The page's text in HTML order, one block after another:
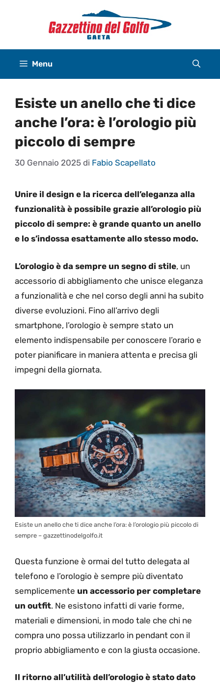
Menu
Esiste un anello che ti dice
anche l’ora: è l’orologio più
piccolo di sempre
30 Gennaio 2025 di Fabio Scapellato
Unire il design e la ricerca dell’eleganza alla
funzionalità è possibile grazie all’orologio più
piccolo di sempre: è grande quanto un anello
e lo s’indossa esattamente allo stesso modo.
L’orologio è da sempre un segno di stile, un
accessorio di abbigliamento che unisce eleganza
a funzionalità e che nel corso degli anni ha subito
diverse evoluzioni. Fino all’arrivo degli
smartphone, l’orologio è sempre stato un
elemento indispensabile per conoscere l’orario e
poter pianificare in maniera attenta e precisa gli
impegni della giornata.
Esiste un anello che ti dice anche l’ora: è l’orologio più piccolo di
sempre – gazzettinodelgolfo.it
Questa funzione è ormai del tutto delegata al
telefono e l’orologio è sempre più diventato
semplicemente un accessorio per completare
un outfit. Ne esistono infatti di varie forme,
materiali e dimensioni, in modo tale che chi ne
compra uno possa utilizzarlo in pendant con il
proprio abbigliamento e con la giusta occasione.
Il ritorno all’utilità dell’orologio è stato dato